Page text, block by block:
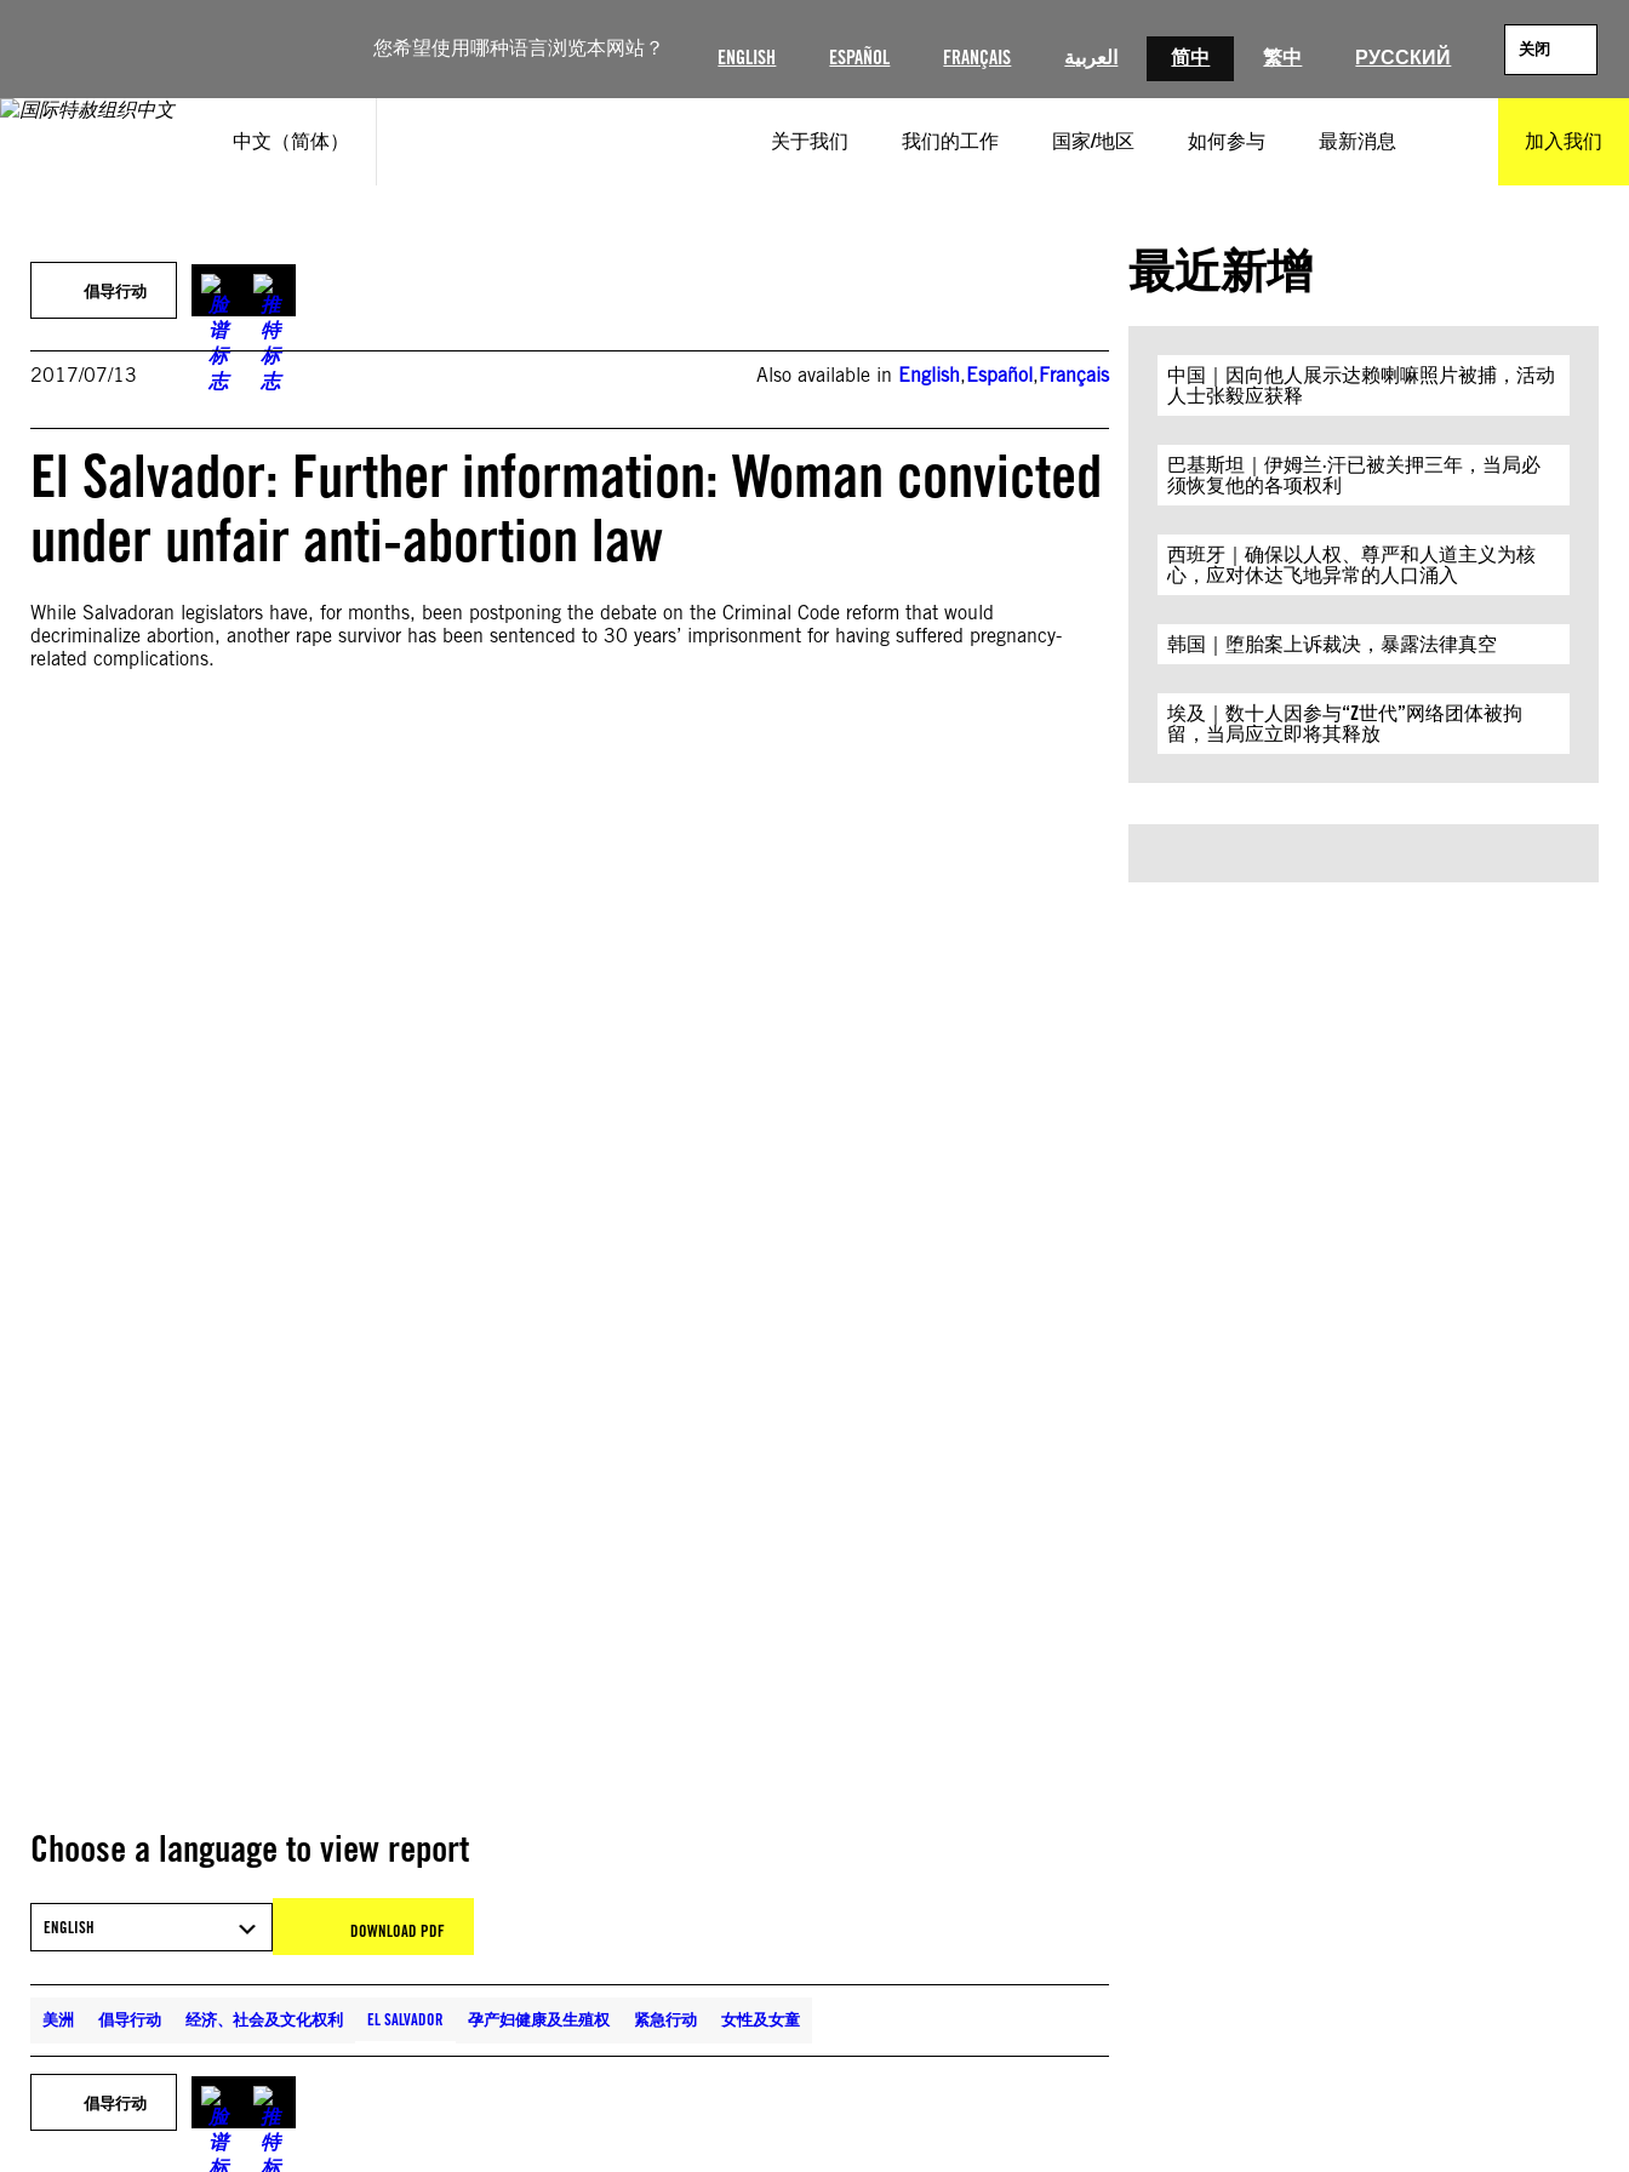
您希望使用哪种语言浏览本网站？ ENGLISH ESPAÑOL FRANÇAIS العربية 简中 繁中 РУССКИЙ 关闭
中文（简体） 关于我们 我们的工作 国家/地区 如何参与 最新消息 加入我们
倡导行动
2017/07/13 Also available in English,Español,Français
El Salvador: Further information: Woman convicted
under unfair anti-abortion law
While Salvadoran legislators have, for months, been postponing the debate on the Criminal Code reform that would
decriminalize abortion, another rape survivor has been sentenced to 30 years’ imprisonment for having suffered pregnancy-
related complications.
Choose a language to view report
ENGLISH DOWNLOAD PDF
美洲 倡导行动 经济、社会及文化权利 EL SALVADOR 孕产妇健康及生殖权 紧急行动 女性及女童
倡导行动
最近新增
中国｜因向他人展示达赖喇嘛照片被捕，活动
人士张毅应获释
巴基斯坦｜伊姆兰·汗已被关押三年，当局必
须恢复他的各项权利
西班牙｜确保以人权、尊严和人道主义为核
心，应对休达飞地异常的人口涌入
韩国｜堕胎案上诉裁决，暴露法律真空
埃及｜数十人因参与“Z世代”网络团体被拘
留，当局应立即将其释放